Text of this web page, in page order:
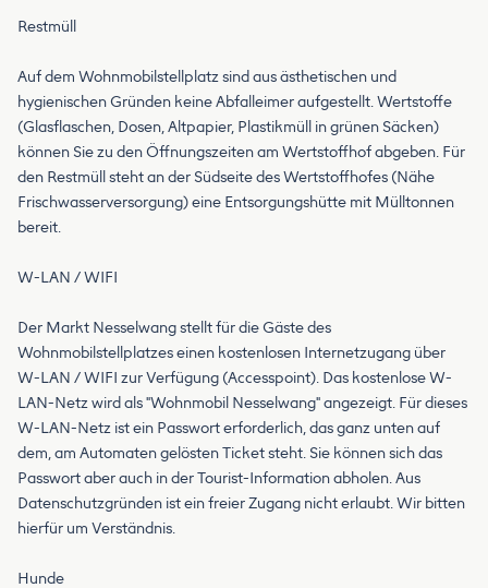
Restmüll
Auf dem Wohnmobilstellplatz sind aus ästhetischen und
hygienischen Gründen keine Abfalleimer aufgestellt. Wertstoffe
(Glasflaschen, Dosen, Altpapier, Plastikmüll in grünen Säcken)
können Sie zu den Öffnungszeiten am Wertstoffhof abgeben. Für
den Restmüll steht an der Südseite des Wertstoffhofes (Nähe
Frischwasserversorgung) eine Entsorgungshütte mit Mülltonnen
bereit.
W-LAN / WIFI
Der Markt Nesselwang stellt für die Gäste des
Wohnmobilstellplatzes einen kostenlosen Internetzugang über
W-LAN / WIFI zur Verfügung (Accesspoint). Das kostenlose W-
LAN-Netz wird als "Wohnmobil Nesselwang" angezeigt. Für dieses
W-LAN-Netz ist ein Passwort erforderlich, das ganz unten auf
dem, am Automaten gelösten Ticket steht. Sie können sich das
Passwort aber auch in der Tourist-Information abholen. Aus
Datenschutzgründen ist ein freier Zugang nicht erlaubt. Wir bitten
hierfür um Verständnis.
Hunde